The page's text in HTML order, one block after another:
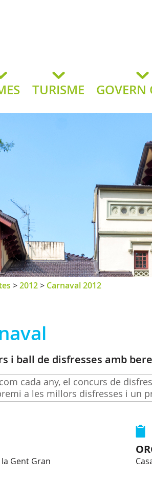
TURISME GOVERN
>2012> Carnaval 2012
i ball de disfresses amb
cada any, el concurs de
a les millors disfresses i un
la Gent Gran